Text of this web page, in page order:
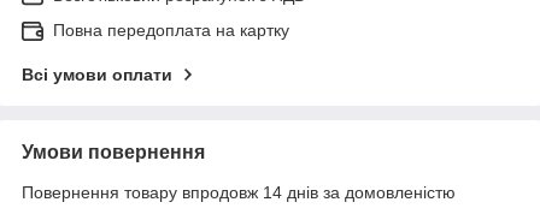
Повна передоплата на картку
Всі умови оплати
Умови повернення
Повернення товару впродовж 14 днів за домовленістю